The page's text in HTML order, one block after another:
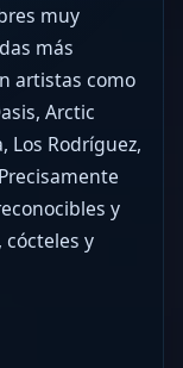
muy
más
artistas como
Arctic
Los Rodríguez,
y
cócteles y